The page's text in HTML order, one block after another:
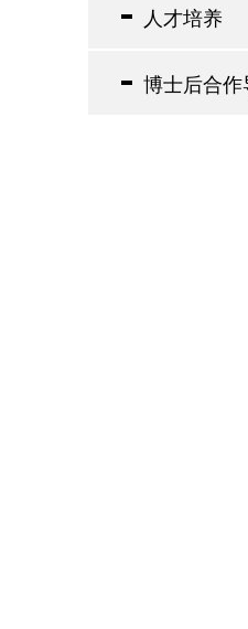
人才培养
博士后合